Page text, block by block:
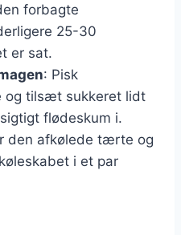
forbagte
25-30
er sat.
: Pisk
og tilsæt sukkeret lidt
flødeskum i.
den afkølede tærte og
i et par